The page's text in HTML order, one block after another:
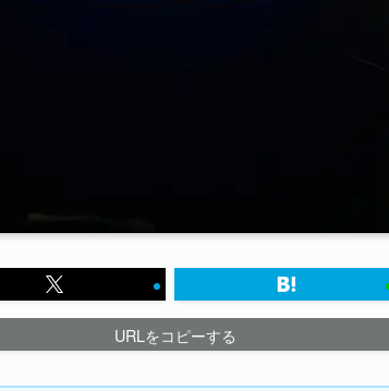
URLをコピーする